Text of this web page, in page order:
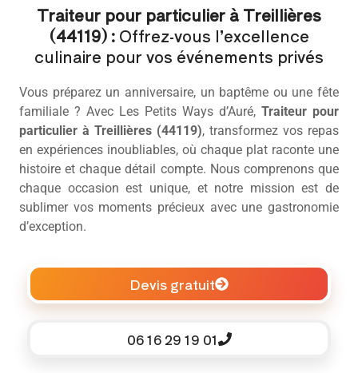
Traiteur pour particulier à Treillières
(44119) :Offrez-vous l’excellence
culinaire pour vos événements privés
Vous préparez un anniversaire, un baptême ou une fête
familiale ? Avec Les Petits Ways d’Auré, Traiteur pour
particulier à Treillières (44119), transformez vos repas
en expériences inoubliables, où chaque plat raconte une
histoire et chaque détail compte. Nous comprenons que
chaque occasion est unique, et notre mission est de
sublimer vos moments précieux avec une gastronomie
d’exception.
Devis gratuit
06 16 29 19 01